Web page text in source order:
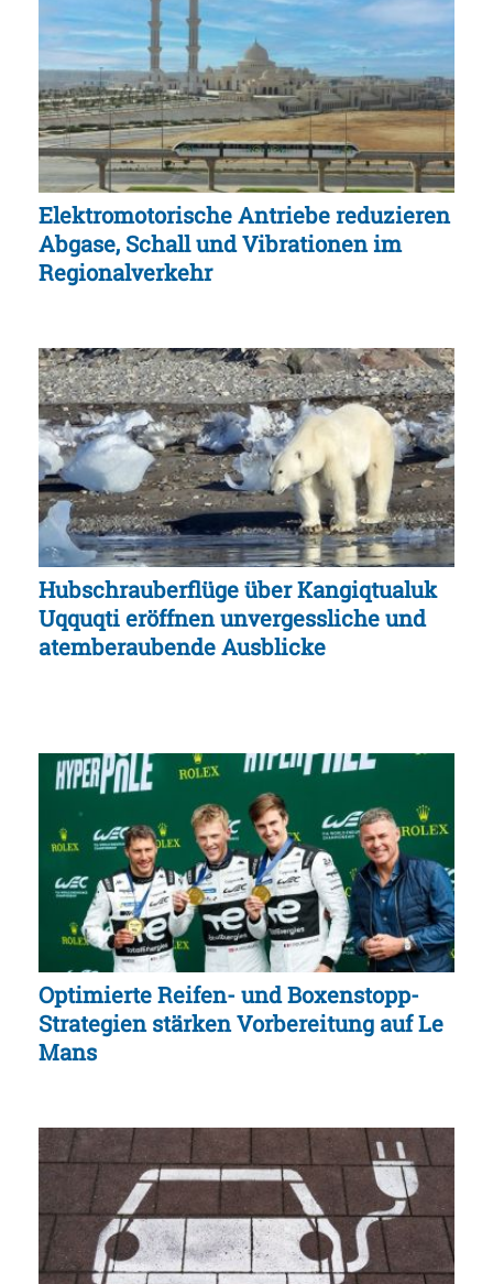
Elektromotorische Antriebe reduzieren
Abgase, Schall und Vibrationen im
Regionalverkehr
Hubschrauberflüge über Kangiqtualuk
Uqquqti eröffnen unvergessliche und
atemberaubende Ausblicke
Optimierte Reifen- und Boxenstopp-
Strategien stärken Vorbereitung auf Le
Mans